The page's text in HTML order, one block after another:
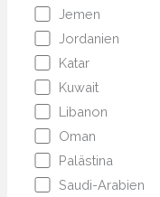
Jemen
Jordanien
Katar
Kuwait
Libanon
Oman
Palästina
Saudi-Arabien